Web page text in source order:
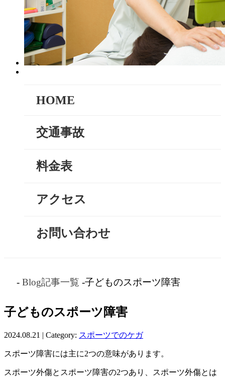
HOME
交通事故
料金表
アクセス
お問い合わせ
- Blog記事一覧 -子どものスポーツ障害
子どものスポーツ障害
2024.08.21 | Category: スポーツでのケガ
スポーツ障害には主に2つの意味があります。
スポーツ外傷とスポーツ障害の2つあり、スポーツ外傷とは